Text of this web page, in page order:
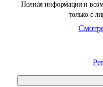
Полная информация и
только с